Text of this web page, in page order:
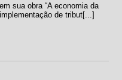
sua obra “A economia da
de tribut[...]